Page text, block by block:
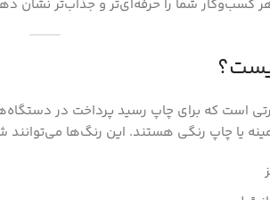
کسب‌وکار شما را حرفه‌ای‌تر و جذاب‌تر نشان
یا چاپ رنگی هستند. این رنگ‌ها می‌توانند